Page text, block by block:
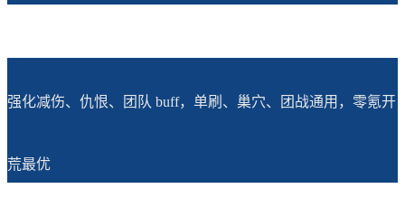
强化减伤、仇恨、团队 buff，单刷、巢穴、团战通用，零氪开
荒最优